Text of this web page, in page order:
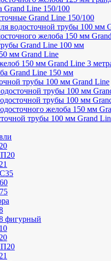
Grand Line 150/100
Grand Line 150/100
водосточной трубы 100 мм
желоба 150 мм
Grand Line 100 мм
мм Grand Line
150 мм Grand Line 3
Grand Line 150 мм
трубы 100 мм Grand Line
трубы 100 мм
трубы 100 мм
желоба 150 мм
трубы 100 мм Grand
фигурный